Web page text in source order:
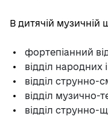
В дитячій музичній
фортепіанний
відділ народних
відділ струнно-
відділ музично-
відділ струнно-